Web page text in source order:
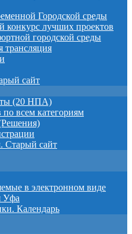
Городской среды
конкурс лучших проектов
городской среды
трансляция
сайт
(20 НПА)
всем категориям
Старый сайт
в электронном виде
Уфа
Календарь